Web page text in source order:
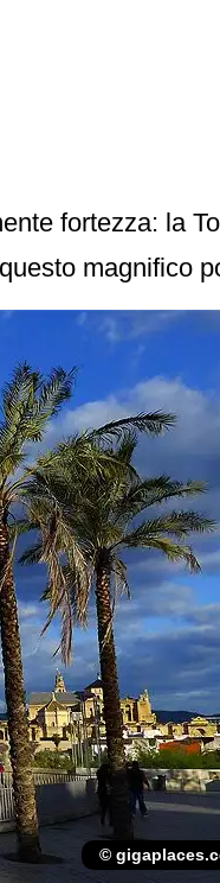
fortezza: la
magnifico
©